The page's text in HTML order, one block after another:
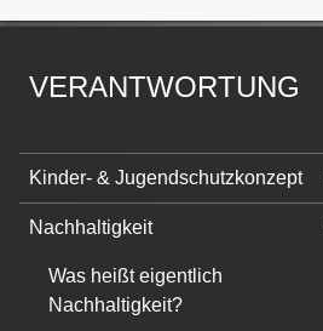
VERANTWORTUNG
Navigation
überspringen
Kinder- & Jugendschutzkonzept
Nachhaltigkeit
Was heißt eigentlich
Nachhaltigkeit?